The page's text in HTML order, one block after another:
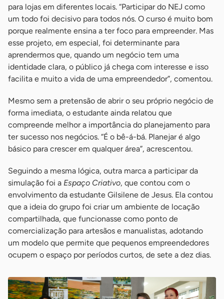
para lojas em diferentes locais. “Participar do NEJ como
um todo foi decisivo para todos nós. O curso é muito bom
porque realmente ensina a ter foco para empreender. Mas
esse projeto, em especial, foi determinante para
aprendermos que, quando um negócio tem uma
identidade clara, o público já chega com interesse e isso
facilita e muito a vida de uma empreendedor”, comentou.
Mesmo sem a pretensão de abrir o seu próprio negócio de
forma imediata, o estudante ainda relatou que
compreende melhor a importância do planejamento para
ter sucesso nos negócios. “É o bê-á-bá. Planejar é algo
básico para crescer em qualquer área”, acrescentou.
Seguindo a mesma lógica, outra marca a participar da
simulação foi a Espaço Criativo, que contou com o
envolvimento da estudante Gilsilene de Jesus. Ela contou
que a ideia do grupo foi criar um ambiente de locação
compartilhada, que funcionasse como ponto de
comercialização para artesãos e manualistas, adotando
um modelo que permite que pequenos empreendedores
ocupem o espaço por períodos curtos, de sete a dez dias.